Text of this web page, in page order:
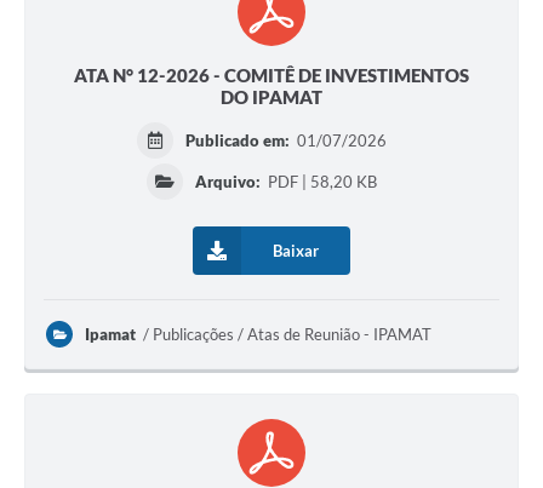
ATA N° 12-2026 - COMITÊ DE INVESTIMENTOS
DO IPAMAT
Publicado em: 01/07/2026
Arquivo: PDF | 58,20 KB
Baixar
Ipamat Publicações / Atas de Reunião - IPAMAT